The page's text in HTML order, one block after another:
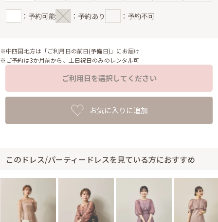
：予約可能 ：予約あり ：予約不可
※中四国地方は「ご利用日の前日(予備日)」にお届け
※ご予約は3か月前から、土日祝日のみのレンタル可
ご利用日を選択してください
お気に入りに追加
このドレス/パーティードレスを見ている方におすすめ